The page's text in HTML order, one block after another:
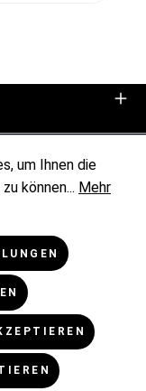
zzgl.
wenn nicht
um Ihnen die
können... Mehr